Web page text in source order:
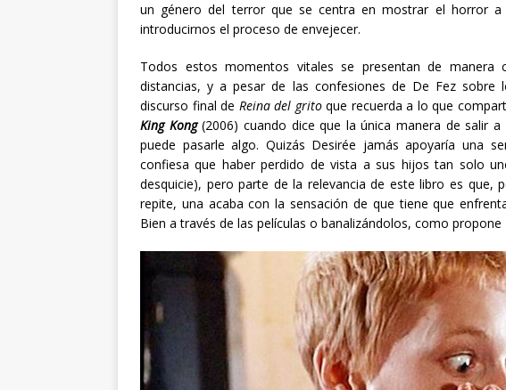
un género del terror que se centra en mostrar el horror
introducirnos el proceso de envejecer.
Todos estos momentos vitales se presentan de manera
distancias, y a pesar de las confesiones de De Fez
discurso final de Reina del gritoque recuerda a lo que
King Kong (2006) cuando dice que la única manera de salir
puede pasarle algo. Quizás Desirée jamás apoyaría una
confiesa que haber perdido de vista a sus hijos tan solo
desquicie), pero parte de la relevancia de este libro es que,
repite, una acaba con la sensación de que tiene que
Bien a través de las películas o banalizándolos, como propone